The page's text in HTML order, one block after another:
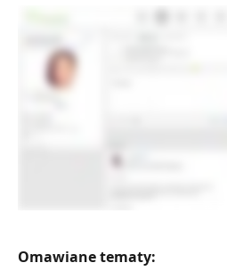
Omawiane tematy: